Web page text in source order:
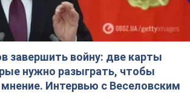
завершить войну: две карты
нужно разыграть, чтобы
мнение. Интервью с Веселовским